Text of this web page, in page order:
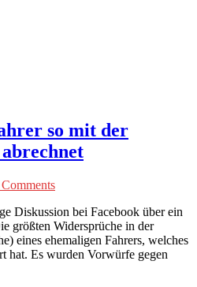
so mit der
Diskussion bei Facebook über ein
größten Widersprüche in der
eines ehemaligen Fahrers, welches
hat. Es wurden Vorwürfe gegen